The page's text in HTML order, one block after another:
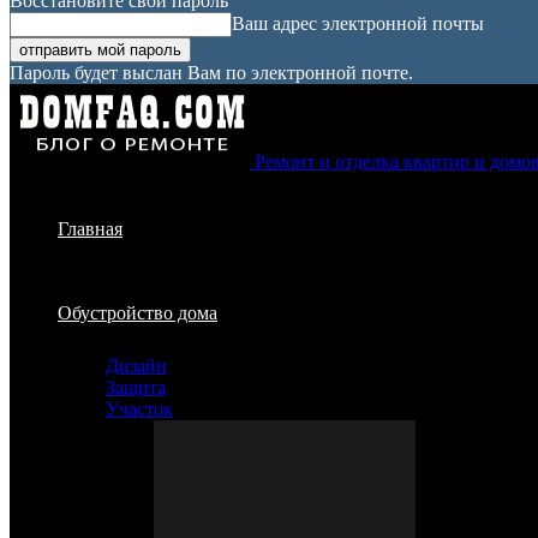
Ваш адрес электронной почты
Пароль будет выслан Вам по электронной почте.
Ремонт и отделка квартир и
Главная
Обустройство дома
Дизайн
Защита
Участок